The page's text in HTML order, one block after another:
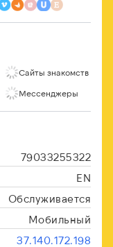
Сайты знакомств
Мессенджеры
79033255322
EN
Обслуживается
Мобильный
37.140.172.198